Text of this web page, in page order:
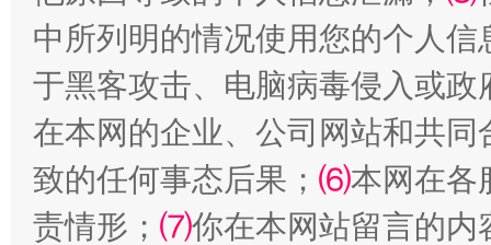
中所列明的情况使用您的个人
于黑客攻击、电脑病毒侵入或
在本网的企业、公司网站和共
致的任何事态后果； ⑹本网在各
责情形； ⑺你在本网站留言的内